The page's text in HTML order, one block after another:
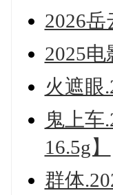
2026
2025
火遮眼
鬼上车
16.5g】
群体